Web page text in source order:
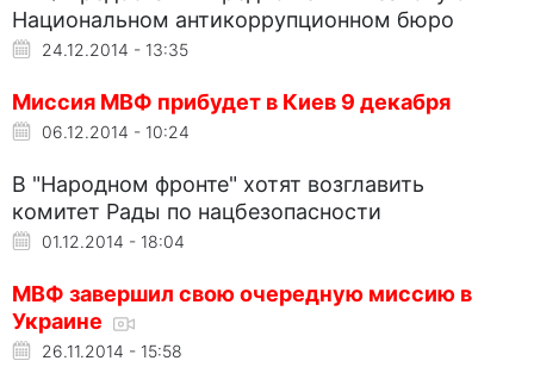
Национальном антикоррупционном бюро
24.12.2014 - 13:35
Миссия МВФ прибудет в Киев 9 декабря
06.12.2014 - 10:24
В "Народном фронте" хотят возглавить
комитет Рады по нацбезопасности
01.12.2014 - 18:04
МВФ завершил свою очередную миссию в
Украине
26.11.2014 - 15:58